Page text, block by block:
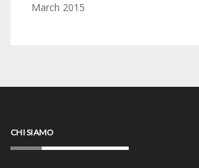
March 2015
CHI SIAMO